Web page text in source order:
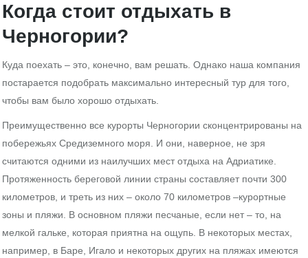
Когда стоит отдыхать в
Черногории?
Куда поехать – это, конечно, вам решать. Однако наша компания
постарается подобрать максимально интересный тур для того,
чтобы вам было хорошо отдыхать.
Преимущественно все курорты Черногории сконцентрированы на
побережьях Средиземного моря. И они, наверное, не зря
считаются одними из наилучших мест отдыха на Адриатике.
Протяженность береговой линии страны составляет почти 300
километров, и треть из них – около 70 километров –курортные
зоны и пляжи. В основном пляжи песчаные, если нет – то, на
мелкой гальке, которая приятна на ощупь. В некоторых местах,
например, в Баре, Игало и некоторых других на пляжах имеются